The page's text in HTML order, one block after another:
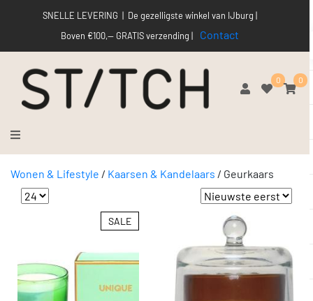
SNELLE LEVERING | De gezelligste winkel van IJburg |
Boven €100,-- GRATIS verzending |
Contact
0 0
Wonen & Lifestyle / Kaarsen & Kandelaars / Geurkaars
SALE